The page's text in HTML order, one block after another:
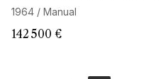
1964 / Manual
142 500 €